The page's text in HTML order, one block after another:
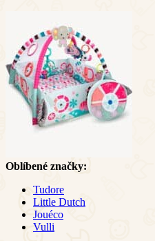
Oblíbené značky:
Tudore
Little Dutch
Jouéco
Vulli